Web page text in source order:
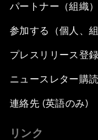
パートナー（組織
参加する（個人、組
プレスリリース登録
ニュースレター購読
連絡先 (英語のみ)
リンク